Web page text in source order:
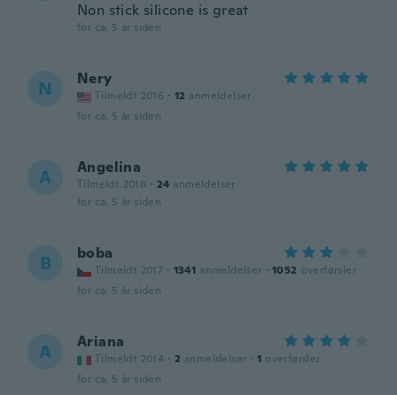
Non stick silicone is great
for ca. 5 år siden
N Nery
Tilmeldt 2016 · 12 anmeldelser
for ca. 5 år siden
A Angelina
Tilmeldt 2018 · 24 anmeldelser
for ca. 5 år siden
B boba
Tilmeldt 2017 · 1341 anmeldelser · 1052 overførsler
for ca. 5 år siden
A Ariana
Tilmeldt 2014 · 2 anmeldelser · 1 overførsler
for ca. 5 år siden